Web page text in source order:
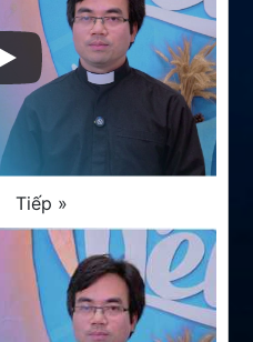
Tiếp »